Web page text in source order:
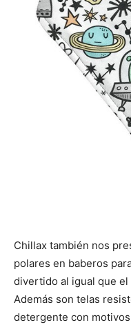
Chillax también nos
polares en baberos
divertido al igual que el
Además son telas
detergente con